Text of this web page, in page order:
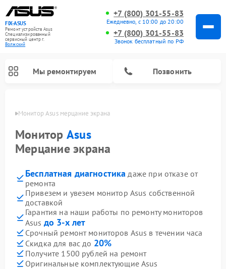
FIX-ASUS
Ремонт устройств Asus
Специализированный
cервисный центр г.
Волжский
+7 (800) 301-55-83
Ежедневно, с 10:00 до 20:00
+7 (800) 301-55-83
Звонок бесплатный по РФ
Мы ремонтируем Позвонить
Монитор Asus мерцание экрана
Монитор Asus
Мерцание экрана
Бесплатная диагностика даже при отказе от
ремонта
Привезем и увезем монитор Asus собственной
доставкой
Гарантия на наши работы по ремонту мониторов
Asus до 3-х лет
Срочный ремонт мониторов Asus в течении часа
Скидка для вас до 20%
Получите 1500 рублей на ремонт
Оригинальные комплектующие Asus